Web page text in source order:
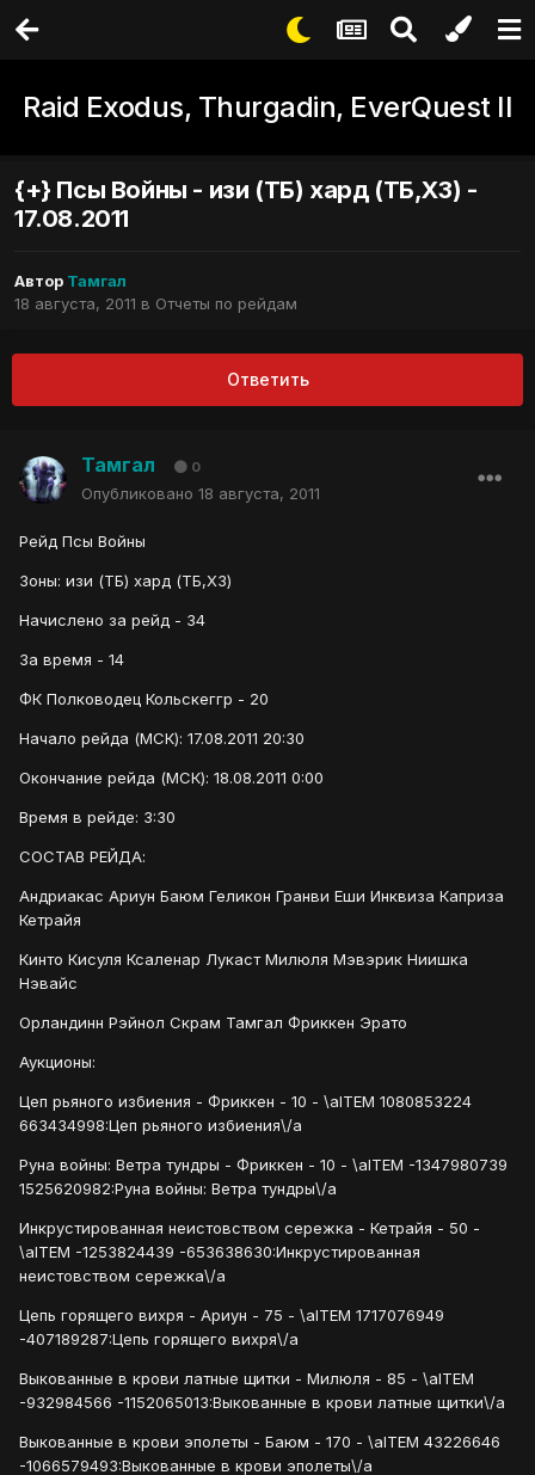
Raid Exodus, Thurgadin, EverQuest II
{+} Псы Войны - изи (ТБ) хард (ТБ,ХЗ) -
17.08.2011
Автор Тамгал
18 августа, 2011 в Отчеты по рейдам
Ответить
Тамгал 0
Опубликовано 18 августа, 2011
Рейд Псы Войны
Зоны: изи (ТБ) хард (ТБ,ХЗ)
Начислено за рейд - 34
За время - 14
ФК Полководец Кольскеггр - 20
Начало рейда (МСК): 17.08.2011 20:30
Окончание рейда (МСК): 18.08.2011 0:00
Время в рейде: 3:30
СОСТАВ РЕЙДА:
Андриакас Ариун Баюм Геликон Гранви Еши Инквиза Каприза
Кетрайя
Кинто Кисуля Ксаленар Лукаст Милюля Мэвэрик Ниишка
Нэвайс
Орландинн Рэйнол Скрам Тамгал Фриккен Эрато
Аукционы:
Цеп рьяного избиения - Фриккен - 10 - \aITEM 1080853224
663434998:Цеп рьяного избиения\/a
Руна войны: Ветра тундры - Фриккен - 10 - \aITEM -1347980739
1525620982:Руна войны: Ветра тундры\/a
Инкрустированная неистовством сережка - Кетрайя - 50 -
\aITEM -1253824439 -653638630:Инкрустированная
неистовством сережка\/a
Цепь горящего вихря - Ариун - 75 - \aITEM 1717076949
-407189287:Цепь горящего вихря\/a
Выкованные в крови латные щитки - Милюля - 85 - \aITEM
-932984566 -1152065013:Выкованные в крови латные щитки\/a
Выкованные в крови эполеты - Баюм - 170 - \aITEM 43226646
-1066579493:Выкованные в крови эполеты\/a